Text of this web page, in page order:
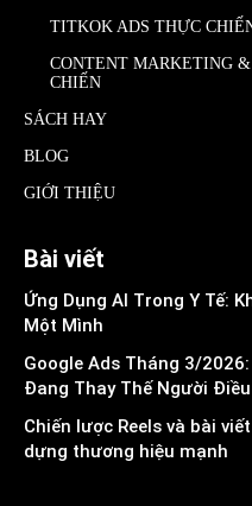
TITKOK ADS THỰC
CONTENT MARKETING
CHIẾN
SÁCH HAY
BLOG
GIỚI THIỆU
Bài viết
Ứng Dụng AI Trong Y Tế:
Một Mình
Google Ads Tháng 3/
Đang Thay Thế Người
Chiến lược Reels và bài
dựng thương hiệu mạnh